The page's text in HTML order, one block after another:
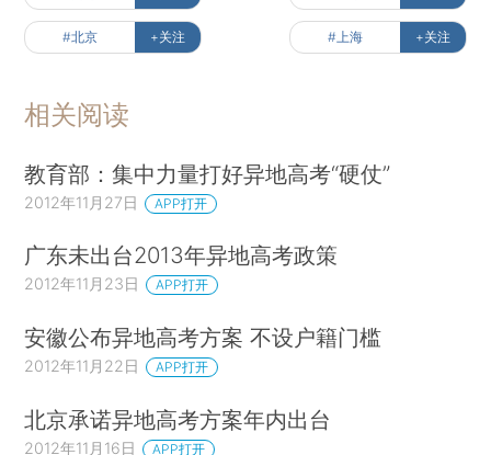
#北京 +关注 #上海 +关注
相关阅读
教育部：集中力量打好异地高考“硬仗”
2012年11月27日 APP打开
广东未出台2013年异地高考政策
2012年11月23日 APP打开
安徽公布异地高考方案 不设户籍门槛
2012年11月22日 APP打开
北京承诺异地高考方案年内出台
2012年11月16日 APP打开